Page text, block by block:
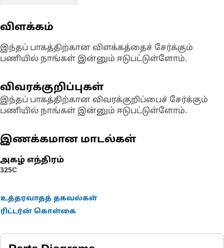
விளக்கம்
இந்தப் பாகத்திற்கான விளக்கத்தைச் சேர்க்கும்
பணியில் நாங்கள் இன்னும் ஈடுபட்டுள்ளோம்.
விவரக்குறிப்புகள்
இந்தப் பாகத்திற்கான விவரக்குறிப்பைச் சேர்க்கும்
பணியில் நாங்கள் இன்னும் ஈடுபட்டுள்ளோம்.
இணக்கமான மாடல்கள்
அகழ் எந்திரம்
325C
உத்தரவாதத் தகவல்கள்
ரிட்டர்ன் கொள்கை